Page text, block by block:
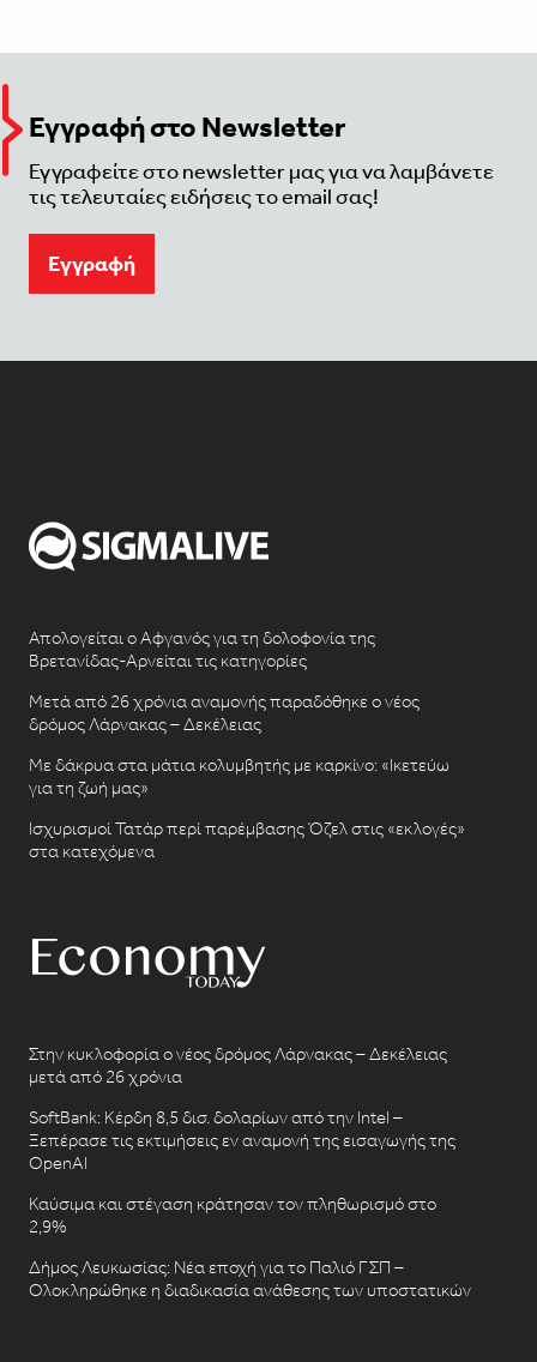
Εγγραφή στο Newsletter
Εγγραφείτε στο newsletter μας για να λαμβάνετε
τις τελευταίες ειδήσεις το email σας!
Eγγραφή
Απολογείται ο Αφγανός για τη δολοφονία της
Βρετανίδας-Αρνείται τις κατηγορίες
Μετά από 26 χρόνια αναμονής παραδόθηκε ο νέος
δρόμος Λάρνακας – Δεκέλειας
Με δάκρυα στα μάτια κολυμβητής με καρκίνο: «Ικετεύω
για τη ζωή μας»
Ισχυρισμοί Τατάρ περί παρέμβασης Όζελ στις «εκλογές»
στα κατεχόμενα
Στην κυκλοφορία ο νέος δρόμος Λάρνακας – Δεκέλειας
μετά από 26 χρόνια
SoftBank: Κέρδη 8,5 δισ. δολαρίων από την Intel –
Ξεπέρασε τις εκτιμήσεις εν αναμονή της εισαγωγής της
OpenAI
Καύσιμα και στέγαση κράτησαν τον πληθωρισμό στο
2,9%
Δήμος Λευκωσίας: Νέα εποχή για το Παλιό ΓΣΠ –
Ολοκληρώθηκε η διαδικασία ανάθεσης των υποστατικών